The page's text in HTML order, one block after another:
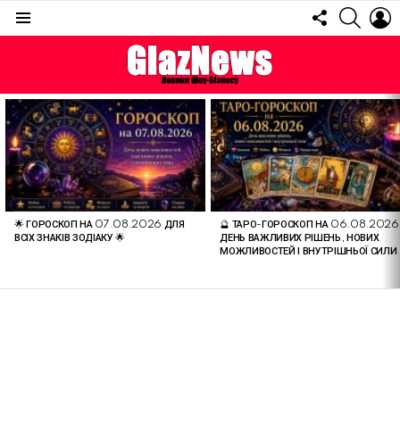
FOLLOW
US
ОСТАННІ
СТАТТІ
🌟 ГОРОСКОП НА 07.08.2026 ДЛЯ
ВСІХ ЗНАКІВ ЗОДІАКУ 🌟
🔮 ТАРО-ГОРОСКОП НА
ДЕНЬ ВАЖЛИВИХ РІШЕНЬ, НОВИХ
МОЖЛИВОСТЕЙ І ВНУТРІШНЬОЇ СИЛИ